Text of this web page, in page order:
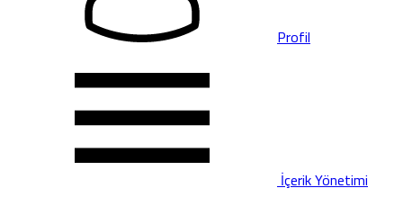
Profil
İçerik Yönetimi